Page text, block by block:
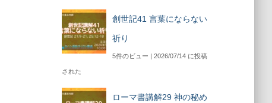
創世記41 言葉にならない
祈り
5件のビュー 2026/07/14 に投稿
された
ローマ書講解29 神の秘め